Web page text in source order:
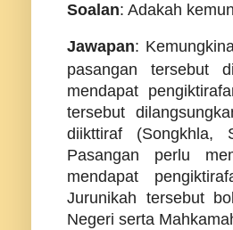
Soalan: Adakah
Jawapan:
pasangan tersebut
mendapat
tersebut
diikttiraf (Songkhla,
Pasangan perlu
mendapat
Jurunikah tersebut
Negeri serta